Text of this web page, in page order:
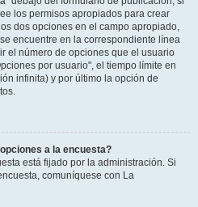
los permisos apropiados para crear
dos opciones en el campo apropiado,
encuentre en la correspondiente línea
el número de opciones que el usuario
por usuario", el tiempo límite en
infinita) y por último la opción de
a la encuesta?
está fijado por la administración. Si
comuníquese con La